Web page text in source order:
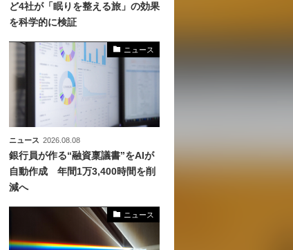
ど4社が「眠りを整える旅」の効果
を科学的に検証
ニュース
ニュース 2026.08.08
銀行員が作る“融資稟議書”をAIが
自動作成 年間1万3,400時間を削
減へ
ニュース